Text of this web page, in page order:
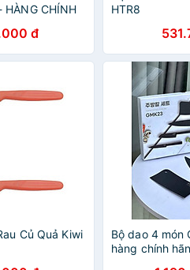
HÀNG CHÍNH
đ
HTR8
Củ Quả Kiwi
Bộ dao 4 món
hàng chính